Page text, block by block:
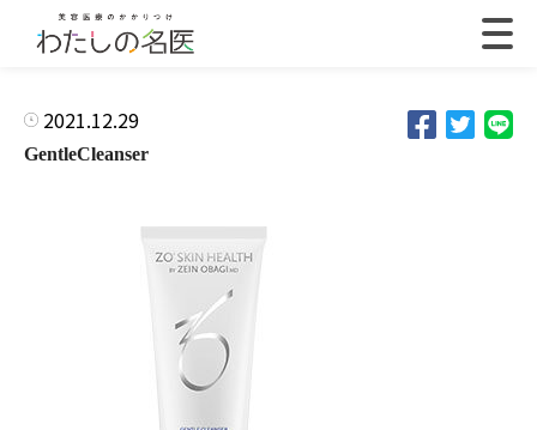
2021.12.29
GentleCleanser